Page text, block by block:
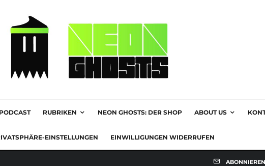
PODCAST RUBRIKEN NEON GHOSTS: DER SHOP ABOUT US
EINSTELLUNGEN EINWILLIGUNGEN WIDERRUFEN
ABONNIEREN